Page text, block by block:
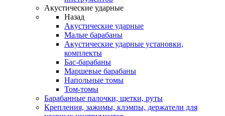
Акустические ударные
Назад
Акустические ударные
Mалые барабаны
Акустические ударные установки,
комплекты
Бас-барабаны
Маршевые барабаны
Напольные томы
Том-томы
Барабанные палочки, щетки, руты
Крепления, зажимы, клэмпы, держатели для